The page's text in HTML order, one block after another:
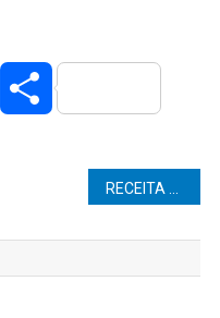
Twitter Share
RECEITA FEDERAL PAGA 4o LOTE DA RESTITUIÇÃO DO IMPOSTO DE RENDA HOJE (31).